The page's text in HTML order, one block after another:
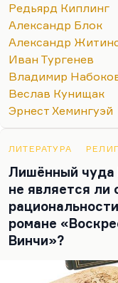
конгломерат
только могу
люди, который я
нерасторжимой
Лосев. Наверное,
Мне при первом
и Мандельштам».
точно, не
не знаю. При
Редьярд Киплинг
Александр Блок
Александр
Иван Тургенев
Владимир
Веслав Кунищак
Эрнест Хемингуэй
ЛИТЕРАТУРА
Лишённый чуда
не является ли
романе
Винчи»?